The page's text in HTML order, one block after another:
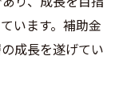
います。補助金
成長を遂げてい